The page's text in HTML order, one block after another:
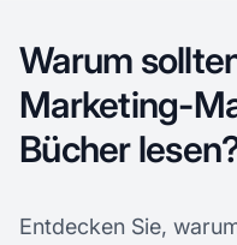
Warum
Marketing-
Bücher
Entdecken Sie,